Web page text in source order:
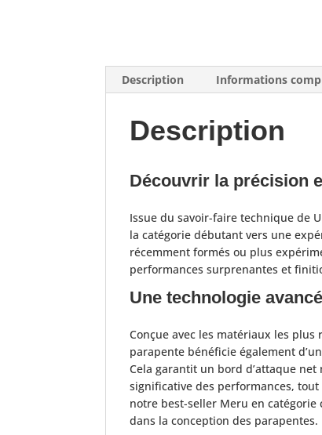
Description Informations
Description
Découvrir la précision
Issue du savoir-faire technique de
la catégorie débutant vers une
récemment formés ou plus
performances surprenantes et
Une technologie
Conçue avec les matériaux les plus
parapente bénéficie également
Cela garantit un bord d’attaque
significative des performances,
notre best-seller Meru en
dans la conception des parapentes.